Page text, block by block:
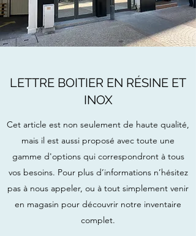
LETTRE BOITIER EN RÉSINE ET
INOX
Cet article est non seulement de haute qualité,
mais il est aussi proposé avec toute une
gamme d'options qui correspondront à tous
vos besoins. Pour plus d’informations n’hésitez
pas à nous appeler, ou à tout simplement venir
en magasin pour découvrir notre inventaire
complet.